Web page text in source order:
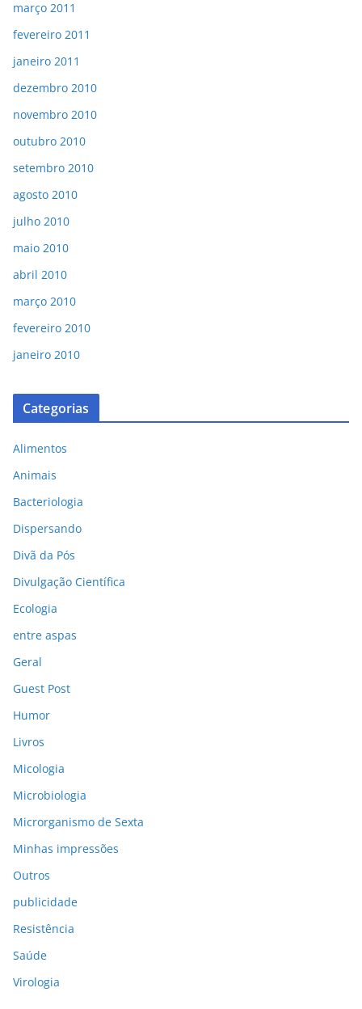
março 2011
fevereiro 2011
janeiro 2011
dezembro 2010
novembro 2010
outubro 2010
setembro 2010
agosto 2010
julho 2010
maio 2010
abril 2010
março 2010
fevereiro 2010
janeiro 2010
Categorias
Alimentos
Animais
Bacteriologia
Dispersando
Divã da Pós
Divulgação Científica
Ecologia
entre aspas
Geral
Guest Post
Humor
Livros
Micologia
Microbiologia
Microrganismo de Sexta
Minhas impressões
Outros
publicidade
Resistência
Saúde
Virologia